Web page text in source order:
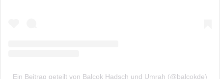
Ein Beitrag geteilt von Balcok Hadsch und Umrah (@balcokde)